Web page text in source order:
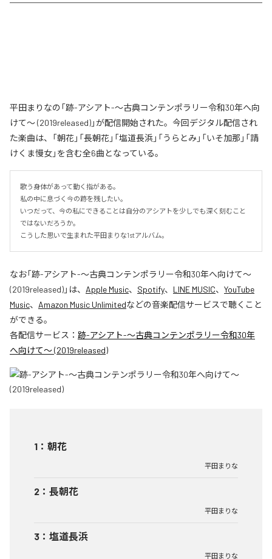
平田まりなの「跡-アシアト-〜古典コンテンポラリー令和30年へ向
けて〜 (2019released)」が配信開始された。今回デジタル配信され
た楽曲は、「朝花」「長朝花」「塩道長浜」「うらとみ」「いそ加那」「請
けくま慢女」を含む全6曲となっている。
歌う身体があって動く指がある。
私の中に息づく今の跡を残したい。
いつだって、今の私にできることは自分のアシアトを少しでも深く刻むこと
ではないだろうか。
こうした思いで生まれた平田まりな1stアルバム。
なお「跡-アシアト-〜古典コンテンポラリー令和30年へ向けて〜
(2019released)」は、 Apple Music、 Spotify、 LINE MUSIC、 YouTube
Music、 Amazon Music Unlimitedなどの音楽配信サービスで聴くこと
ができる。
各配信サービス： 跡-アシアト-〜古典コンテンポラリー令和30年
へ向けて〜 (2019released)
1 ： 朝花
平田まりな
2 ： 長朝花
平田まりな
3 ： 塩道長浜
平田まりな